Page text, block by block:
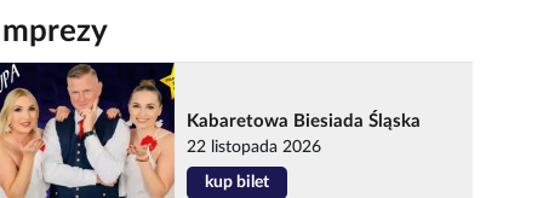
Kabaretowa Biesiada Śląska
22 listopada 2026
kup bilet